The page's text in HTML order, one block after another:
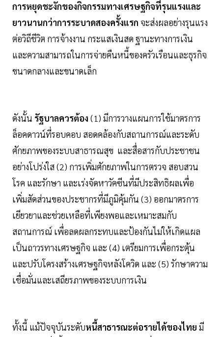
การหยุดชะงักของกิจกรรมทางเศรษฐกิจที่รุนแรงและ
ยาวนานกว่าการระบาดสองครั้งแรก จะส่งผลอย่างรุนแรง
ต่อวิถีชีวิต การจ้างงาน กระแสเงินสด ฐานะทางการเงิน
และความสามารถในการจ่ายคืนหนี้ของครัวเรือนและธุรกิจ
ขนาดกลางและขนาดเล็ก
ดังนั้น รัฐบาลควรต้อง (1) มีการวางแผนการใช้มาตรการ
ล็อคดาวน์ที่รอบคอบ สอดคล้องกับสถานการณ์และระดับ
ศักยภาพของระบบสาธารณสุข และสื่อสารกับประชาชน
อย่างโปร่งใส (2) การเพิ่มศักยภาพในการตรวจ สอบสวน
โรค และรักษา และเร่งจัดหาวัคซีนที่มีประสิทธิผลเพื่อ
เพิ่มสัดส่วนของประชากรที่มีภูมิคุ้มกัน (3) ออกมาตรการ
เยียวยาและช่วยเหลือที่เพียงพอและเหมาะสมกับ
สถานการณ์ เพื่อลดผลกระทบและป้องกันไม่ให้เกิดแผล
เป็นถาวรทางเศรษฐกิจ และ (4) เตรียมการเพื่อกระตุ้น
และปรับโครงสร้างเศรษฐกิจหลังโควิด และ (5) รักษาความ
เชื่อมั่นและเสถียรภาพของระบบการเงิน
ทั้งนี้ แม้ปัจจุบันระดับหนี้สาธารณะต่อรายได้ของไทย มี